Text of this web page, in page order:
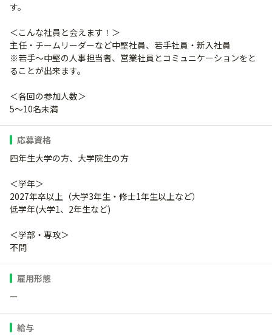
す。
＜こんな社員と会えます！＞
主任・チームリーダーなど中堅社員、若手社員・新入社員
※若手～中堅の人事担当者、営業社員とコミュニケーションをと
ることが出来ます。
＜各回の参加人数＞
5～10名未満
応募資格
四年生大学の方、大学院生の方
＜学年＞
2027年卒以上（大学3年生・修士1年生以上など）
低学年(大学1、2年生など)
＜学部・専攻＞
不問
雇用形態
ー
給与